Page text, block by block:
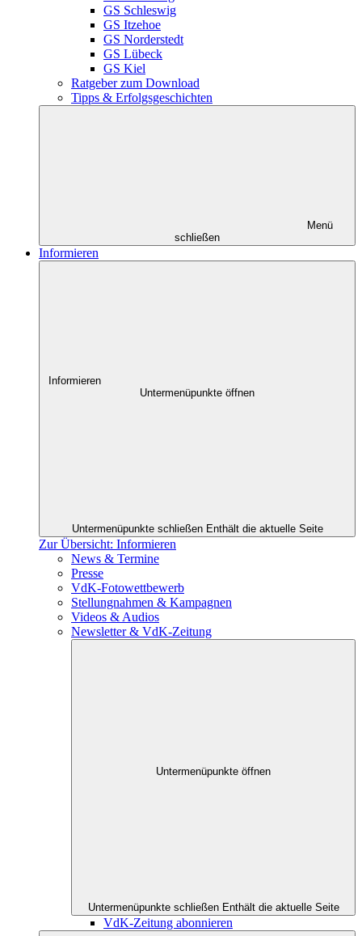
GS Schleswig
GS Itzehoe
GS Norderstedt
GS Lübeck
GS Kiel
Ratgeber zum Download
Tipps & Erfolgsgeschichten
Menü
schließen
Informieren
Informieren
Untermenüpunkte öffnen
Untermenüpunkte schließen Enthält die aktuelle Seite
Zur Übersicht: Informieren
News & Termine
Presse
VdK-Fotowettbewerb
Stellungnahmen & Kampagnen
Videos & Audios
Newsletter & VdK-Zeitung
Untermenüpunkte öffnen
Untermenüpunkte schließen Enthält die aktuelle Seite
VdK-Zeitung abonnieren